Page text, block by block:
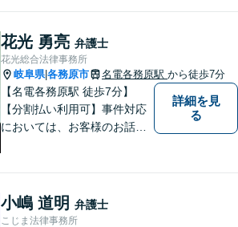
ご提案いたします。【夫婦カ
ウンセラーの資格あり】
花光 勇亮 弁護士
花光総合法律事務所
岐阜県|各務原市 名電各務原駅 から徒歩7分
【名電各務原駅 徒歩7分】
【分割払い利用可】事件対応
においては、お客様のお話を
ることを心がけています。
詳細を見
る
小嶋 道明 弁護士
こじま法律事務所